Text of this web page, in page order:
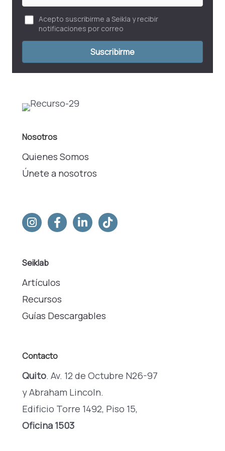
electrónico
Acepto suscribirme a Seikla y recibir
notificaciones por correo
Suscribirme
Nosotros
Quienes Somos
Únete a nosotros
Seiklab
Artículos
Recursos
Guías Descargables
Contacto
Quito. Av. 12 de Octubre N26-97
y Abraham Lincoln.
Edificio Torre 1492, Piso 15,
Oficina 1503